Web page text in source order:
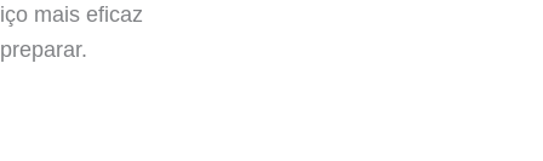
mais eficaz